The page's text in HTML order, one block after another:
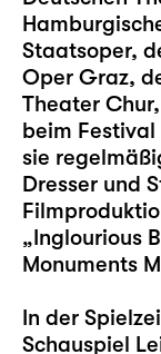
Staatsoper,
Oper Graz,
Theater
beim Festival
sie
Dresser und
„Inglourious
Monuments
In der
Schauspiel